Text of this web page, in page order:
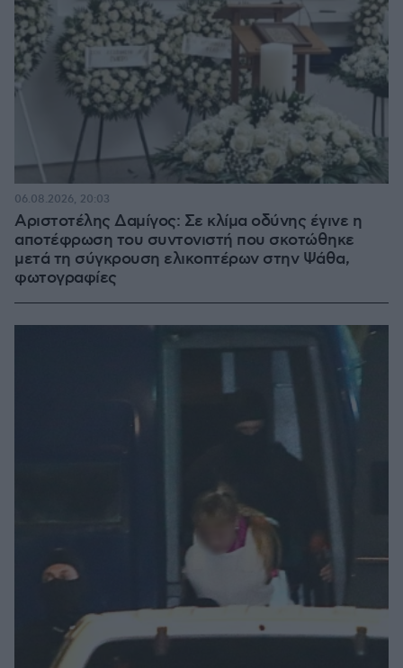
Αριστοτέλης Δαμίγος: Σε κλίμα οδύνης έγινε η
αποτέφρωση του συντονιστή που σκοτώθηκε
μετά τη σύγκρουση ελικοπτέρων στην Ψάθα,
φωτογραφίες
06.08.2026, 20:03